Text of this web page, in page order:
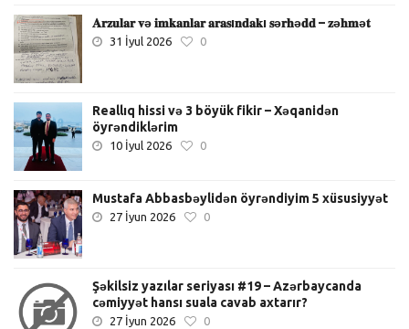
𝐀𝐫𝐳𝐮𝐥𝐚𝐫 𝐯ə 𝐢𝐦𝐤𝐚𝐧𝐥𝐚𝐫 𝐚𝐫𝐚𝐬ı𝐧𝐝𝐚𝐤ı 𝐬ə𝐫𝐡ə𝐝𝐝 – 𝐳ə𝐡𝐦ə𝐭
31 İyul 2026 0
Reallıq hissi və 3 böyük fikir – Xəqanidən
öyrəndiklərim
10 İyul 2026 0
Mustafa Abbasbəylidən öyrəndiyim 5 xüsusiyyət
27 İyun 2026 0
Şəkilsiz yazılar seriyası #19 – Azərbaycanda
cəmiyyət hansı suala cavab axtarır?
27 İyun 2026 0